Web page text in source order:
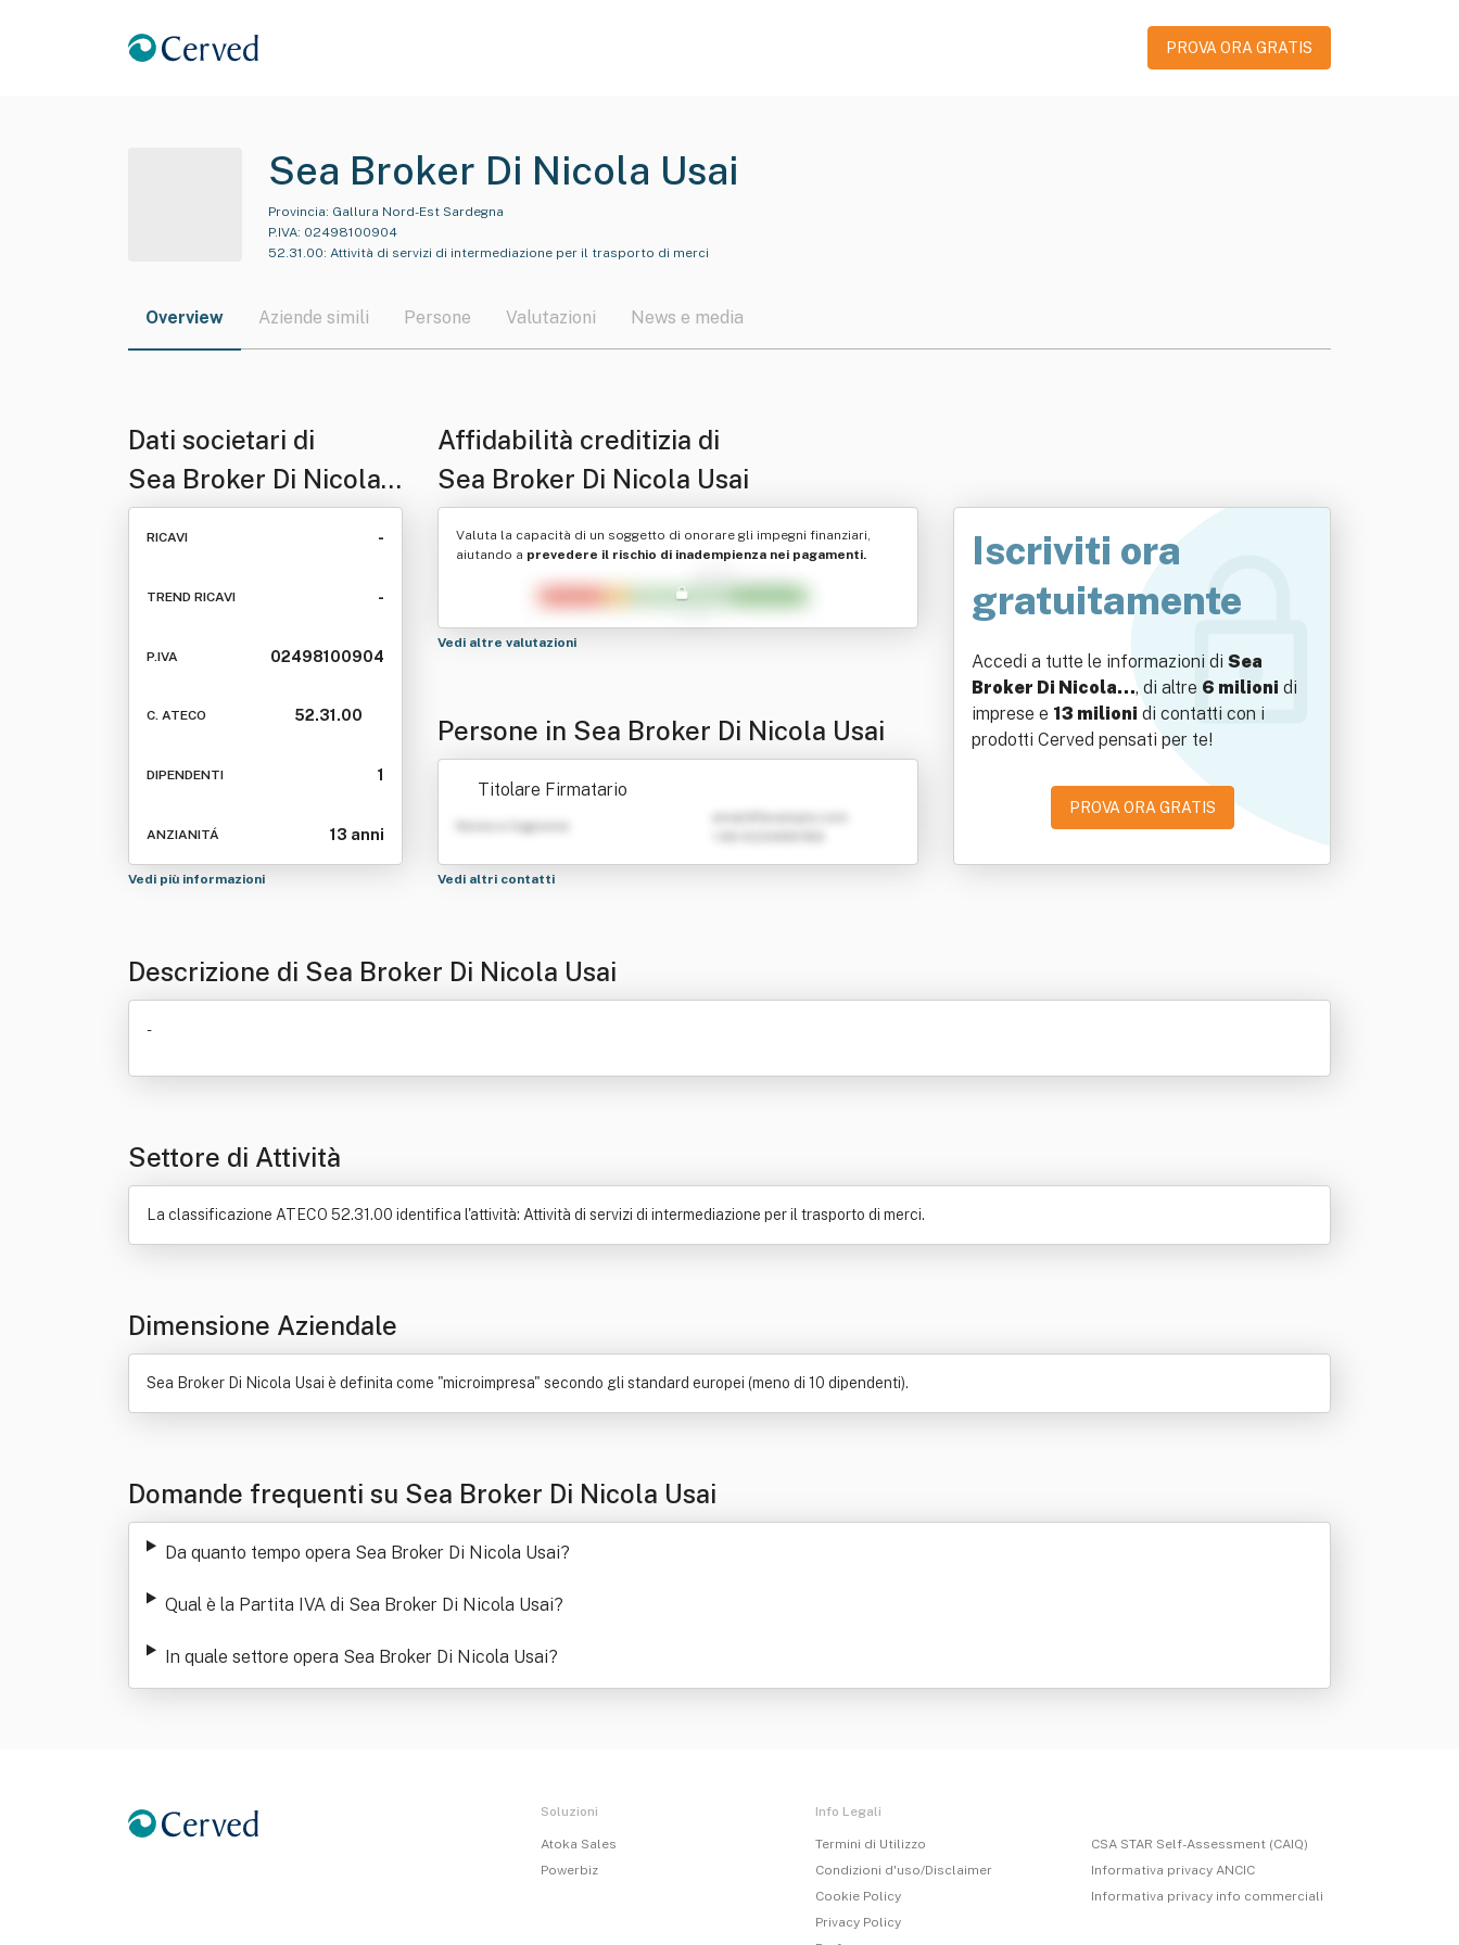
PROVA ORA GRATIS
Sea Broker Di Nicola Usai
Provincia: Gallura Nord-Est Sardegna
P.IVA: 02498100904
52.31.00: Attività di servizi di intermediazione per il trasporto di merci
Overview Aziende simili Persone Valutazioni News e media
Dati societari di
Sea Broker Di Nicola
Usai
RICAVI -
TREND RICAVI -
P.IVA 02498100904
C. ATECO 52.31.00
DIPENDENTI 1
ANZIANITÁ 13 anni
Vedi più informazioni
Affidabilità creditizia di
Sea Broker Di Nicola Usai
Valuta la capacità di un soggetto di onorare gli impegni finanziari,
aiutando a prevedere il rischio di inadempienza nei pagamenti.
Vedi altre valutazioni
Persone in Sea Broker Di Nicola Usai
Titolare Firmatario
Nome e Cognome
Vedi altri contatti
Iscriviti ora
gratuitamente
Accedi a tutte le informazioni di Sea
Broker Di Nicola…, di altre 6 milioni di
imprese e 13 milioni di contatti con i
prodotti Cerved pensati per te!
PROVA ORA GRATIS
Descrizione di Sea Broker Di Nicola Usai
-
Settore di Attività
La classificazione ATECO 52.31.00 identifica l'attività: Attività di servizi di intermediazione per il trasporto di merci.
Dimensione Aziendale
Sea Broker Di Nicola Usai è definita come "microimpresa" secondo gli standard europei (meno di 10 dipendenti).
Domande frequenti su Sea Broker Di Nicola Usai
Da quanto tempo opera Sea Broker Di Nicola Usai?
Qual è la Partita IVA di Sea Broker Di Nicola Usai?
In quale settore opera Sea Broker Di Nicola Usai?
Soluzioni
Atoka Sales
Powerbiz
Info Legali
Termini di Utilizzo
Condizioni d'uso/Disclaimer
Cookie Policy
Privacy Policy
CSA STAR Self-Assessment (CAIQ)
Informativa privacy ANCIC
Informativa privacy info commerciali